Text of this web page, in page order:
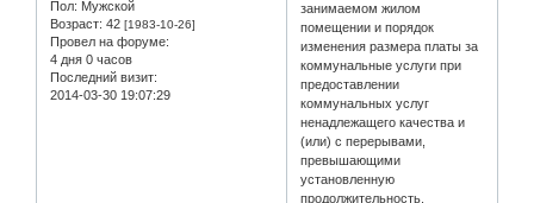
Пол: Мужской
Возраст: 42 [1983-10-26]
Провел на форуме:
4 дня 0 часов
Последний визит:
2014-03-30 19:07:29
занимаемом жилом
помещении и порядок
изменения размера платы за
коммунальные услуги при
предоставлении
коммунальных услуг
ненадлежащего качества и
(или) с перерывами,
превышающими
установленную
продолжительность.